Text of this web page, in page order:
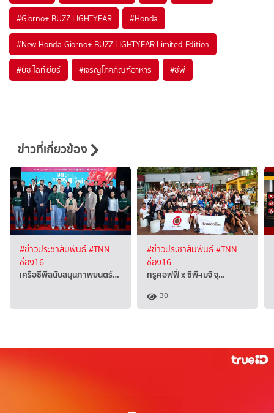
#Giorno+ BUZZ LIGHTYEAR #Honda
#New Honda Giorno+ BUZZ LIGHTYEAR Limited Edition
#บัซ ไลท์เยียร์ #เจริญโภคภัณฑ์อาหาร #ซีพี
ข่าวที่เกี่ยวข้อง
#ข่าวประชาสัมพันธ์#TNN
ช่อง16
เครือซีพีสนับสนุนภาพยนตร์…
#ข่าวประชาสัมพันธ์#TNN
ช่อง16
ทรูคอฟฟี่ x ซีพี-เมจิ จุ…
30